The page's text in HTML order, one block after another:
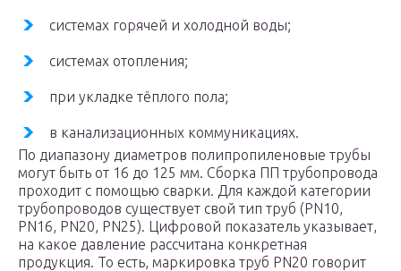
системах горячей и холодной воды;
системах отопления;
при укладке тёплого пола;
в канализационных коммуникациях.
По диапазону диаметров полипропиленовые трубы
могут быть от 16 до 125 мм. Сборка ПП трубопровода
проходит с помощью сварки. Для каждой категории
трубопроводов существует свой тип труб (PN10,
PN16, PN20, PN25). Цифровой показатель указывает,
на какое давление рассчитана конкретная
продукция. То есть, маркировка труб PN20 говорит